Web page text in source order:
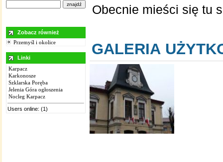
Zobacz również
Przemyśl i okolice
Linki
Karpacz
Karkonosze
Szklarska Poręba
Jelenia Góra ogłoszenia
Nocleg Karpacz
Users online: (1)
Obecnie mieści się tu
GALERIA